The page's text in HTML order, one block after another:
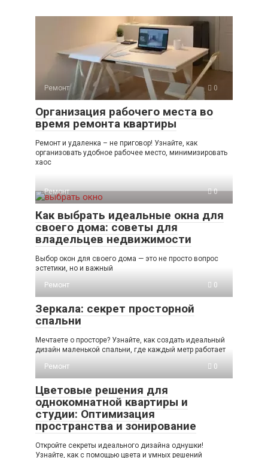
Ремонт 0
Организация рабочего места во
время ремонта квартиры
Ремонт и удаленка – не приговор! Узнайте, как
организовать удобное рабочее место, минимизировать
хаос
Ремонт 0
Как выбрать идеальные окна для
своего дома: советы для
владельцев недвижимости
Выбор окон для своего дома — это не просто вопрос
эстетики, но и важный
Ремонт
0
Зеркала: секрет просторной
спальни
Мечтаете о просторе? Узнайте, как создать идеальный
дизайн маленькой спальни, где каждый метр работает
Ремонт
0
Цветовые решения для
однокомнатной квартиры и
студии: Оптимизация
пространства и зонирование
Откройте секреты идеального дизайна однушки!
Узнайте, как с помощью цвета и умных решений